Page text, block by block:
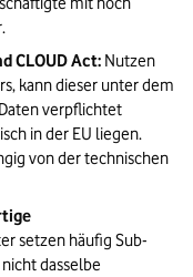
CLOUD Act: Nutzen
kann dieser unter dem
verpflichtet
in der EU liegen.
von der technischen
setzen häufig Sub-
dasselbe